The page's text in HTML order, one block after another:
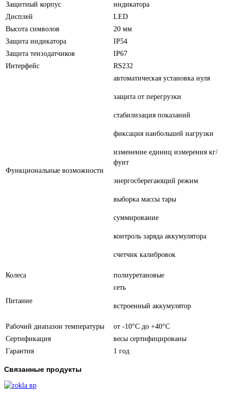
Защитный корпус
индикатора
Дисплей
LED
Высота символов
20 мм
Защита индикатора
IP54
Защита тензодатчиков
IP67
Интерфейс
RS232
Функциональные возможности
автоматическая установка нуля
защита от перегрузки
стабилизация показаний
фиксация наибольшей нагрузки
изменение единиц измерения кг/
фунт
энергосберегающий режим
выборка массы тары
суммирование
контроль заряда аккумулятора
счетчик калибровок
Колеса полиуретановые
Питание
сеть
встроенный аккумулятор
Рабочий диапазон температуры
от -10°С до +40°С
Сертификация
весы сертифицированы
Гарантия
1 год
Связанные продукты